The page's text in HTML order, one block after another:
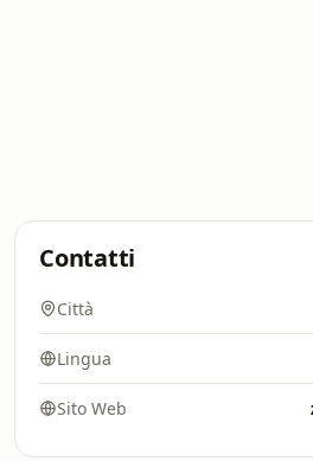
Contatti
Città
Lingua
Sito Web